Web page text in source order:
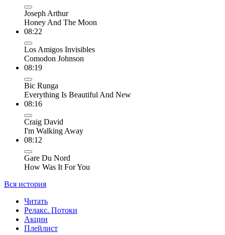
Joseph Arthur
Honey And The Moon
08:22
Los Amigos Invisibles
Comodon Johnson
08:19
Bic Runga
Everything Is Beautiful And New
08:16
Craig David
I'm Walking Away
08:12
Gare Du Nord
How Was It For You
Вся история
Читать
Релакс. Потоки
Акции
Плейлист